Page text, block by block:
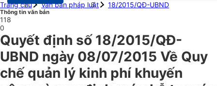
Trang chủ
Văn bản pháp luật 18/2015/QĐ-UBND
Thông tin văn bản
118
0
Quyết định số 18/2015/QĐ-
UBND ngày 08/07/2015 Về Quy
chế quản lý kinh phí khuyến